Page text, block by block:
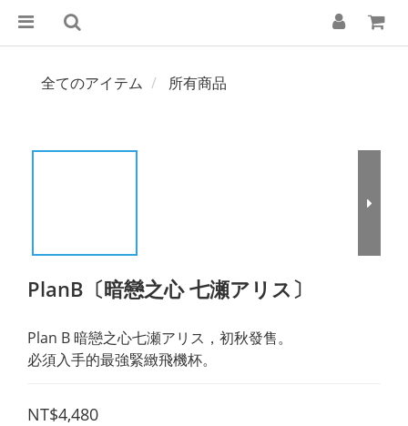
全てのアイテム 所有商品
PlanB〔暗戀之心 七瀬アリス〕
Plan B 暗戀之心七瀬アリス，初秋發售。
必須入手的最強緊緻飛機杯。
NT$4,480